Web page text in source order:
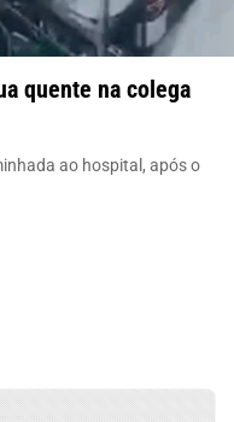
quente na colega
ao hospital, após o